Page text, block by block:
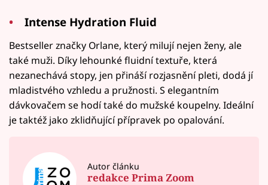
Intense Hydration Fluid
Bestseller značky Orlane, který milují nejen ženy, ale
také muži. Díky lehounké fluidní textuře, která
nezanechává stopy, jen přináší rozjasnění pleti, dodá jí
mladistvého vzhledu a pružnosti. S elegantním
dávkovačem se hodí také do mužské koupelny. Ideální
je taktéž jako zklidňující přípravek po opalování.
Autor článku
redakce Prima Zoom